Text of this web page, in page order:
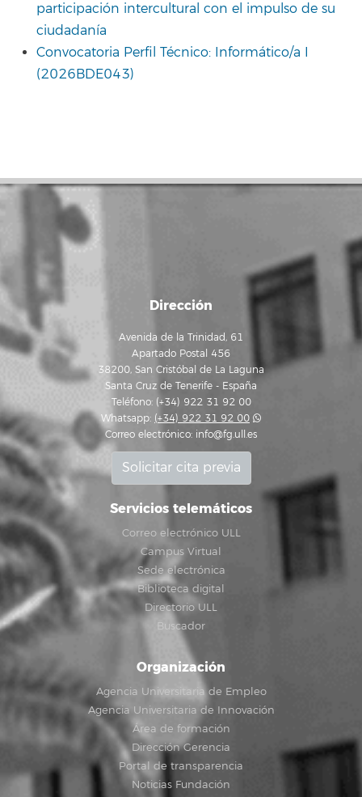
participación intercultural con el impulso de su
ciudadanía
Convocatoria Perfil Técnico: Informático/a I
(2026BDE043)
Dirección
Avenida de la Trinidad, 61
Apartado Postal 456
38200, San Cristóbal de La Laguna
Santa Cruz de Tenerife - España
Teléfono: (+34) 922 31 92 00
Whatsapp: (+34) 922 31 92 00
Correo electrónico: info@fg.ull.es
Solicitar cita previa
Servicios telemáticos
Correo electrónico ULL
Campus Virtual
Sede electrónica
Biblioteca digital
Directorio ULL
Buscador
Organización
Agencia Universitaria de Empleo
Agencia Universitaria de Innovación
Área de formación
Dirección Gerencia
Portal de transparencia
Noticias Fundación